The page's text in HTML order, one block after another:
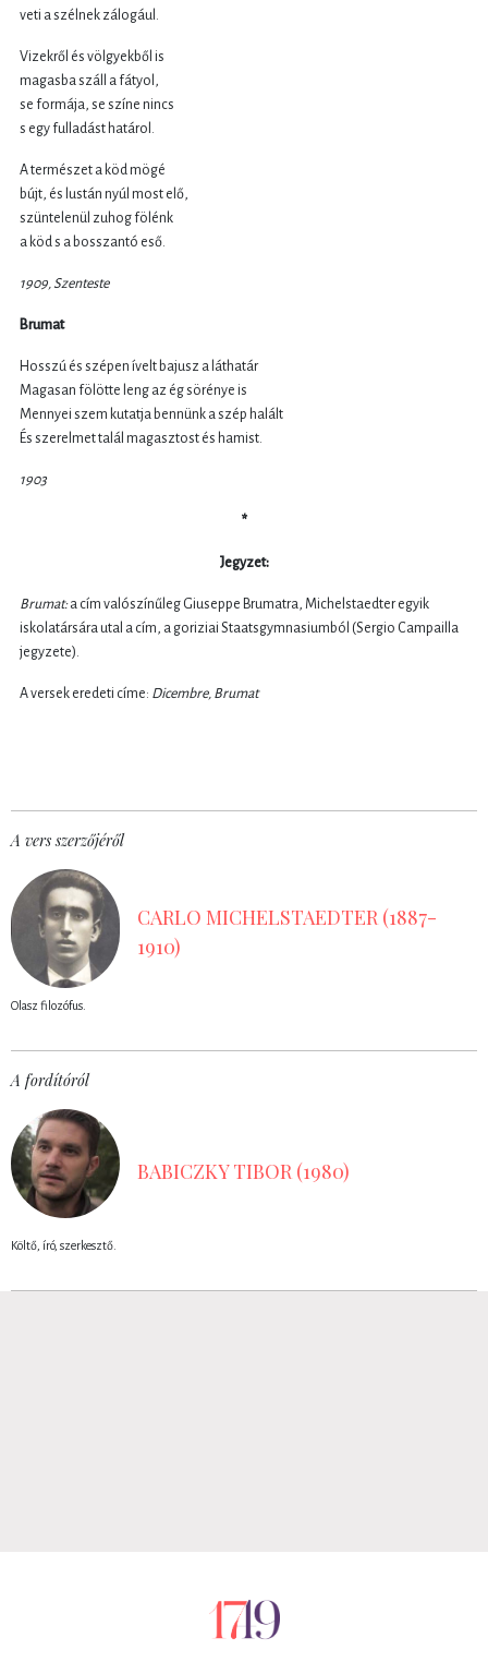
veti a szélnek zálogául.
Vizekről és völgyekből is
magasba száll a fátyol,
se formája, se színe nincs
s egy fulladást határol.
A természet a köd mögé
bújt, és lustán nyúl most elő,
szüntelenül zuhog fölénk
a köd s a bosszantó eső.
1909, Szenteste
Brumat
Hosszú és szépen ívelt bajusz a láthatár
Magasan fölötte leng az ég sörénye is
Mennyei szem kutatja bennünk a szép halált
És szerelmet talál magasztost és hamist.
1903
*
Jegyzet:
Brumat:a cím valószínűleg Giuseppe Brumatra, Michelstaedter egyik
iskolatársára utal a cím, a goriziai Staatsgymnasiumból (Sergio Campailla
jegyzete).
A versek eredeti címe: Dicembre, Brumat
A vers szerzőjéről
CARLO MICHELSTAEDTER (1887-
1910)
Olasz filozófus.
A fordítóról
BABICZKY TIBOR (1980)
Költő, író, szerkesztő.